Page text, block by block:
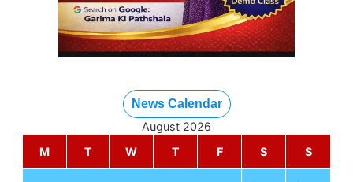
News Calendar
August 2026
M
T W T F S S